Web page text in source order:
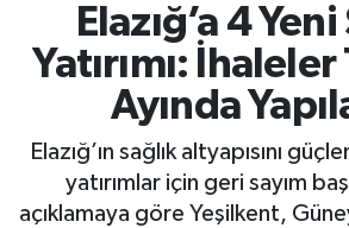
Elazığ’a 4
Yatırımı:
Ayında
Elazığ’ın sağlık altyapısını
yatırımlar için geri sayım
açıklamaya göre Yeşilkent,
DÜNYA
EĞİTİM
EKONOMİ
ELAZIĞ
Tüm Manşetler
Son Dakika Haberleri
Haber Arşivi